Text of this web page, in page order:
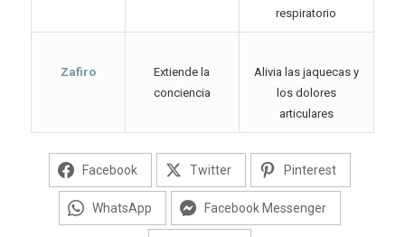
respiratorio
Zafiro
Extiende la
conciencia
Alivia las jaquecas y
los dolores
articulares
Facebook Twitter Pinterest
WhatsApp Facebook Messenger